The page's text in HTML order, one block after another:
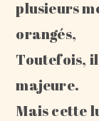
plusieurs
orangés,
Toutefois, il
majeure.
Mais cette